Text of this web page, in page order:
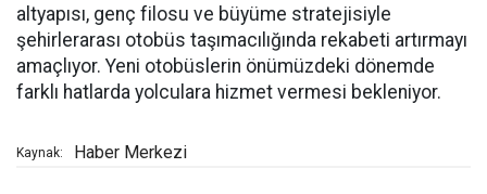
altyapısı, genç filosu ve büyüme stratejisiyle
şehirlerarası otobüs taşımacılığında rekabeti artırmayı
amaçlıyor. Yeni otobüslerin önümüzdeki dönemde
farklı hatlarda yolculara hizmet vermesi bekleniyor.
Kaynak: Haber Merkezi